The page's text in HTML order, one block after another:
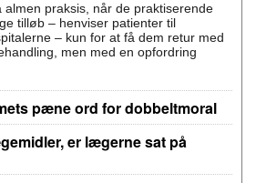
almen praksis, når de praktiserende
tilløb – henviser patienter til
– kun for at få dem retur med
men med en opfordring
pæne ord for dobbeltmoral
er lægerne sat på